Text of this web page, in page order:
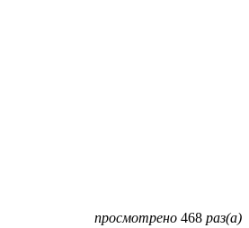
просмотрено 468 раз(а)